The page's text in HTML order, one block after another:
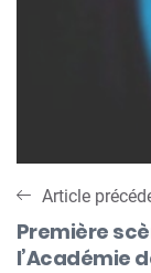
Article
Première
l’Académie